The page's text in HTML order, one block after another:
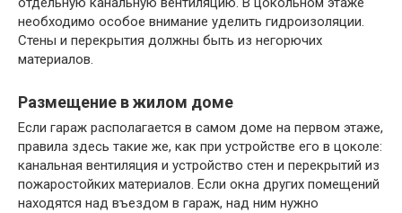
необходимо особое внимание уделить гидроизоляции.
Стены и перекрытия должны быть из негорючих
материалов.
Размещение в жилом доме
Если гараж располагается в самом доме на первом этаже,
правила здесь такие же, как при устройстве его в цоколе:
канальная вентиляция и устройство стен и перекрытий из
пожаростойких материалов. Если окна других помещений
находятся над въездом в гараж, над ним нужно